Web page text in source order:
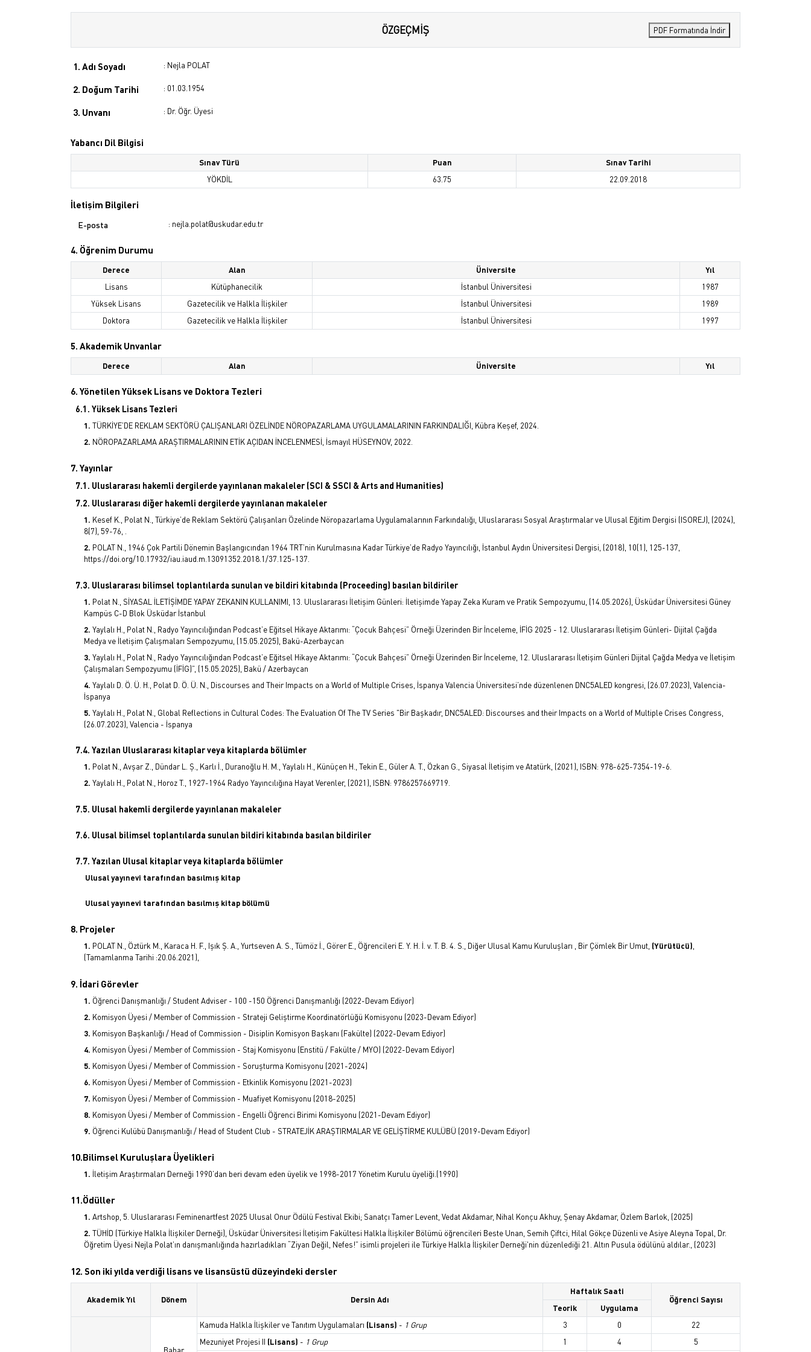
ÖZGEÇMİŞ PDF Formatında İndir
1. Adı Soyadı : Nejla POLAT
2. Doğum Tarihi : 01.03.1954
3. Unvanı : Dr. Öğr. Üyesi
Yabancı Dil Bilgisi
Sınav Türü Puan
Sınav Tarihi
YÖKDİL
63.75 22.09.2018
İletişim Bilgileri
E-posta : nejla.polat@uskudar.edu.tr
4. Öğrenim Durumu
Derece Alan Üniversite
Yıl
Lisans
Kütüphanecilik İstanbul Üniversitesi
1987
Yüksek Lisans
Gazetecilik ve Halkla İlişkiler İstanbul Üniversitesi
1989
Doktora
Gazetecilik ve Halkla İlişkiler İstanbul Üniversitesi 1997
5. Akademik Unvanlar
Derece Alan Üniversite Yıl
6. Yönetilen Yüksek Lisans ve Doktora Tezleri
6.1. Yüksek Lisans Tezleri
TÜRKİYE’DE REKLAM SEKTÖRÜ ÇALIŞANLARI ÖZELİNDE NÖROPAZARLAMA UYGULAMALARININ FARKINDALIĞI, Kübra Keşef, 2024.
NÖROPAZARLAMA ARAŞTIRMALARININ ETİK AÇIDAN İNCELENMESİ, İsmayıl HÜSEYNOV, 2022.
7. Yayınlar
7.1. Uluslararası hakemli dergilerde yayınlanan makaleler (SCI & SSCI & Arts and Humanities)
7.2. Uluslararası diğer hakemli dergilerde yayınlanan makaleler
Kesef K., Polat N., Türkiye’de Reklam Sektörü Çalışanları Özelinde Nöropazarlama Uygulamalarının Farkındalığı, Uluslararası Sosyal Araştırmalar ve Ulusal Eğitim Dergisi (ISOREJ), (2024),
8(7), 59-76, .
POLAT N., 1946 Çok Partili Dönemin Başlangıcından 1964 TRT’nin Kurulmasına Kadar Türkiye’de Radyo Yayıncılığı, İstanbul Aydın Üniversitesi Dergisi, (2018), 10(1), 125-137,
https://doi.org/10.17932/iau.iaud.m.13091352.2018.1/37.125-137.
7.3. Uluslararası bilimsel toplantılarda sunulan ve bildiri kitabında (Proceeding) basılan bildiriler
Polat N., SİYASAL İLETİŞİMDE YAPAY ZEKANIN KULLANIMI, 13. Uluslararası İletişim Günleri: İletişimde Yapay Zeka Kuram ve Pratik Sempozyumu, (14.05.2026), Üsküdar Üniversitesi Güney
Kampüs C-D Blok Üsküdar İstanbul
Yaylalı H., Polat N., Radyo Yayıncılığından Podcast’e Eğitsel Hikaye Aktarımı: “Çocuk Bahçesi” Örneği Üzerinden Bir İnceleme, İFİG 2025 - 12. Uluslararası İletişim Günleri- Dijital Çağda
Medya ve İletişim Çalışmaları Sempozyumu, (15.05.2025), Bakü-Azerbaycan
Yaylalı H., Polat N., Radyo Yayıncılığından Podcast’e Eğitsel Hikaye Aktarımı: “Çocuk Bahçesi” Örneği Üzerinden Bir İnceleme, 12. Uluslararası İletişim Günleri Dijital Çağda Medya ve İletişim
Çalışmaları Sempozyumu (İFİG)”, (15.05.2025), Bakü / Azerbaycan
Yaylalı D. Ö. Ü. H., Polat D. Ö. Ü. N., Discourses and Their Impacts on a World of Multiple Crises, İspanya Valencia Üniversitesi’nde düzenlenen DNC5ALED kongresi, (26.07.2023), Valencia-
İspanya
Yaylalı H., Polat N., Global Reflections in Cultural Codes: The Evaluation Of The TV Series "Bir Başkadır, DNC5ALED: Discourses and their Impacts on a World of Multiple Crises Congress,
(26.07.2023), Valencia - İspanya
7.4. Yazılan Uluslararası kitaplar veya kitaplarda bölümler
Polat N., Avşar Z., Dündar L. Ş., Karlı İ., Duranoğlu H. M., Yaylalı H., Künüçen H., Tekin E., Güler A. T., Özkan G., Siyasal İletişim ve Atatürk, (2021), ISBN: 978-625-7354-19-6.
Yaylalı H., Polat N., Horoz T., 1927-1964 Radyo Yayıncılığına Hayat Verenler, (2021), ISBN: 9786257669719.
7.5. Ulusal hakemli dergilerde yayınlanan makaleler
7.6. Ulusal bilimsel toplantılarda sunulan bildiri kitabında basılan bildiriler
7.7. Yazılan Ulusal kitaplar veya kitaplarda bölümler
Ulusal yayınevi tarafından basılmış kitap
Ulusal yayınevi tarafından basılmış kitap bölümü
8. Projeler
POLAT N., Öztürk M., Karaca H. F., Işık Ş. A., Yurtseven A. S., Tümöz İ., Görer E., Öğrencileri E. Y. H. İ. v. T. B. 4. S., Diğer Ulusal Kamu Kuruluşları , Bir Çömlek Bir Umut, (Yürütücü)
(Tamamlanma Tarihi :20.06.2021),
9. İdari Görevler
Öğrenci Danışmanlığı / Student Adviser - 100 -150 Öğrenci Danışmanlığı (2022-Devam Ediyor)
Komisyon Üyesi / Member of Commission - Strateji Geliştirme Koordinatörlüğü Komisyonu (2023-Devam Ediyor)
Komisyon Başkanlığı / Head of Commission - Disiplin Komisyon Başkanı (Fakülte) (2022-Devam Ediyor)
Komisyon Üyesi / Member of Commission - Staj Komisyonu (Enstitü / Fakülte / MYO) (2022-Devam Ediyor)
Komisyon Üyesi / Member of Commission - Soruşturma Komisyonu (2021-2024)
Komisyon Üyesi / Member of Commission - Etkinlik Komisyonu (2021-2023)
Komisyon Üyesi / Member of Commission - Muafiyet Komisyonu (2018-2025)
Komisyon Üyesi / Member of Commission - Engelli Öğrenci Birimi Komisyonu (2021-Devam Ediyor)
Öğrenci Kulübü Danışmanlığı / Head of Student Club - STRATEJİK ARAŞTIRMALAR VE GELİŞTİRME KULÜBÜ (2019-Devam Ediyor)
10.Bilimsel Kuruluşlara Üyelikleri
İletişim Araştırmaları Derneği 1990’dan beri devam eden üyelik ve 1998-2017 Yönetim Kurulu üyeliği.(1990)
11.Ödüller
Artshop, 5. Uluslararası Feminenartfest 2025 Ulusal Onur Ödülü Festival Ekibi; Sanatçı Tamer Levent, Vedat Akdamar, Nihal Konçu Akhuy, Şenay Akdamar, Özlem Barlok, (2025)
TÜHİD (Türkiye Halkla İlişkiler Derneği), Üsküdar Üniversitesi İletişim Fakültesi Halkla İlişkiler Bölümü öğrencileri Beste Unan, Semih Çiftci, Hilal Gökçe Düzenli ve Asiye Aleyna Topal, Dr.
Öğretim Üyesi Nejla Polat’ın danışmanlığında hazırladıkları “Ziyan Değil, Nefes!” isimli projeleri ile Türkiye Halkla İlişkiler Derneği'nin düzenlediği 21. Altın Pusula ödülünü aldılar., (2023)
12. Son iki yılda verdiği lisans ve lisansüstü düzeyindeki dersler
Akademik Yıl Dönem Dersin Adı
Haftalık Saati
Öğrenci Sayısı
Teorik
Uygulama
Bahar
Kamuda Halkla İlişkiler ve Tanıtım Uygulamaları (Lisans) - 1 Grup 3 0
22
Mezuniyet Projesi II (Lisans) - 1 Grup 1 4 5